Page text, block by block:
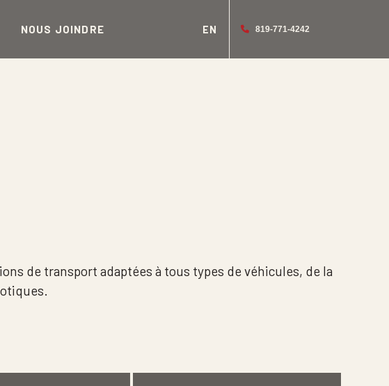
NOUS JOINDRE EN 819-771-4242
de transport adaptées à tous types de véhicules, de la